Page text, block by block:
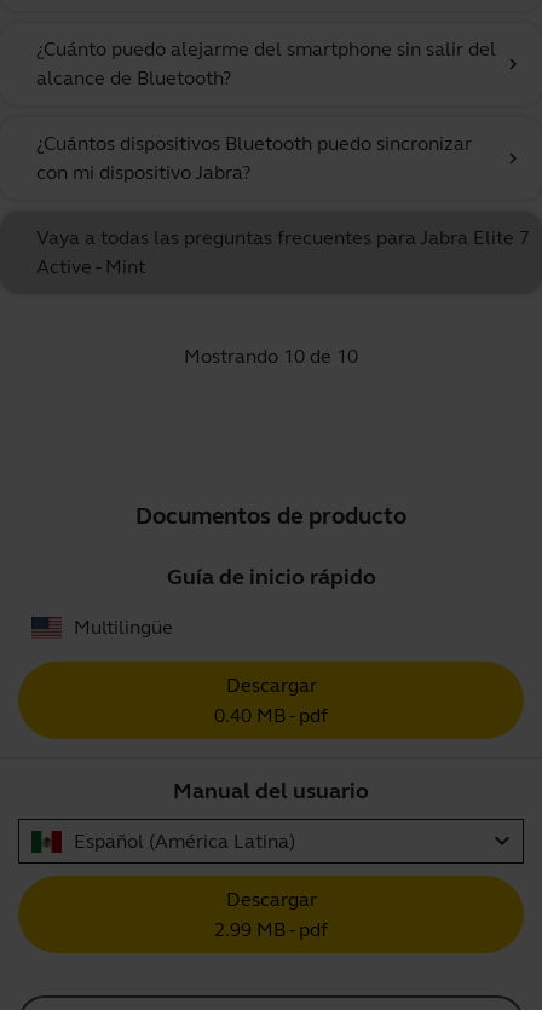
¿Cuánto puedo alejarme del smartphone sin salir del
alcance de Bluetooth?
chevron_right
¿Cuántos dispositivos Bluetooth puedo sincronizar
con mi dispositivo Jabra?
chevron_right
Vaya a todas las preguntas frecuentes para Jabra Elite 7
Active - Mint
Mostrando 10 de 10
Documentos de producto
Guía de inicio rápido
Multilingüe
Descargar
0.40 MB - pdf
Manual del usuario
Español (América Latina) expand_more
Descargar
2.99 MB - pdf